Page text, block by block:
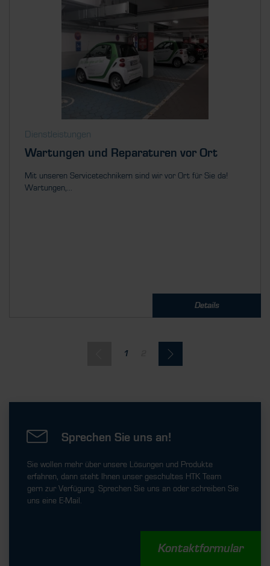
Dienstleistungen
Wartungen und Reparaturen vor Ort
Mit unseren Servicetechnikern sind wir vor Ort für Sie da!
Wartungen,...
Details
1
Sprechen Sie uns an!
Sie wollen mehr über unsere Lösungen und Produkte
erfahren, dann steht Ihnen unser geschultes HTK Team
gern zur Verfügung. Sprechen Sie uns an oder schreiben Sie
uns eine E-Mail.
Kontaktformular